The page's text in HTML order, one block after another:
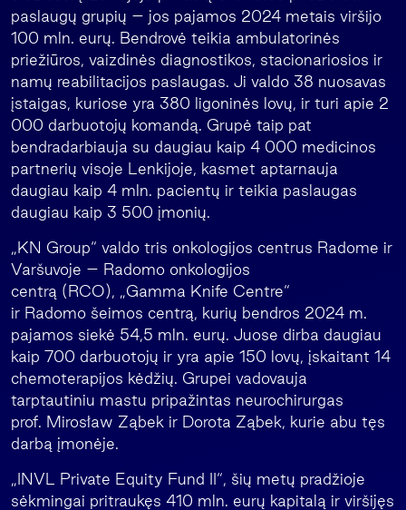
paslaugų grupių – jos pajamos 2024 metais viršijo
100 mln. eurų. Bendrovė teikia ambulatorinės
priežiūros, vaizdinės diagnostikos, stacionariosios ir
namų reabilitacijos paslaugas. Ji valdo 38 nuosavas
įstaigas, kuriose yra 380 ligoninės lovų, ir turi apie 2
000 darbuotojų komandą. Grupė taip pat
bendradarbiauja su daugiau kaip 4 000 medicinos
partnerių visoje Lenkijoje, kasmet aptarnauja
daugiau kaip 4 mln. pacientų ir teikia paslaugas
daugiau kaip 3 500 įmonių.
„KN Group“ valdo tris onkologijos centrus Radome ir
Varšuvoje – Radomo onkologijos
centrą (RCO), „Gamma Knife Centre“
ir Radomo šeimos centrą, kurių bendros 2024 m.
pajamos siekė 54,5 mln. eurų. Juose dirba daugiau
kaip 700 darbuotojų ir yra apie 150 lovų, įskaitant 14
chemoterapijos kėdžių. Grupei vadovauja
tarptautiniu mastu pripažintas neurochirurgas
prof. Mirosław Ząbek ir Dorota Ząbek, kurie abu tęs
darbą įmonėje.
„INVL Private Equity Fund II“, šių metų pradžioje
sėkmingai pritraukęs 410 mln. eurų kapitalą ir viršijęs